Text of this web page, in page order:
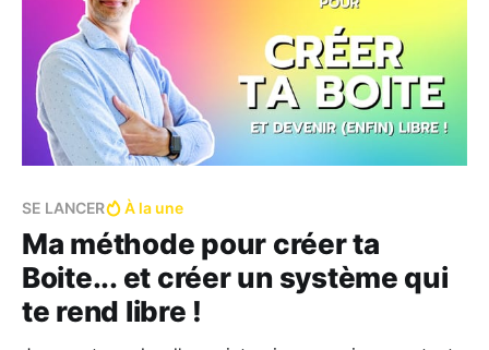
SE LANCER À la une
Ma méthode pour créer ta
Boite... et créer un système qui
te rend libre !